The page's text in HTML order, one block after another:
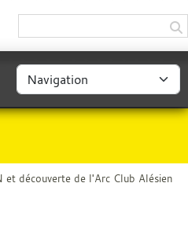
et découverte de l'Arc Club Alésien